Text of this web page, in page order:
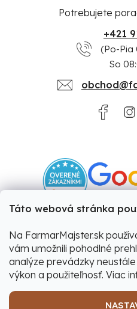
Táto webová stránka
Na FarmarMajster.sk
vám umožnili pohodlné
analýze prevádzky
výkon a použiteľnosť. Viac
Potrebujete
+421
(Po-Pia
So